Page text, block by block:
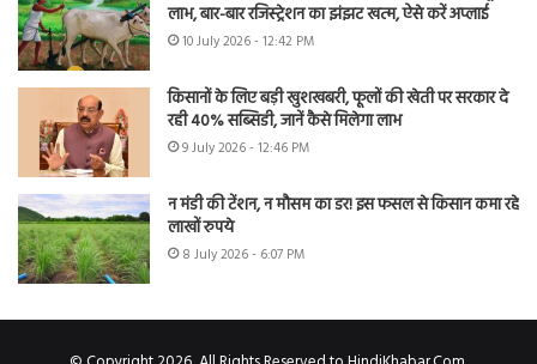
लाभ, बार-बार रजिस्ट्रेशन का झंझट खत्म, ऐसे करें अप्लाई
10 July 2026 - 12:42 PM
किसानों के लिए बड़ी खुशखबरी, फूलों की खेती पर सरकार दे
रही 40% सब्सिडी, जानें कैसे मिलेगा लाभ
9 July 2026 - 12:46 PM
न मंडी की टेंशन, न मौसम का डर! इस फसल से किसान कमा रहे
लाखों रुपये
8 July 2026 - 6:07 PM